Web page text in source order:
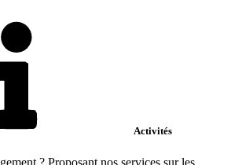
Activités
? Proposant nos services sur les